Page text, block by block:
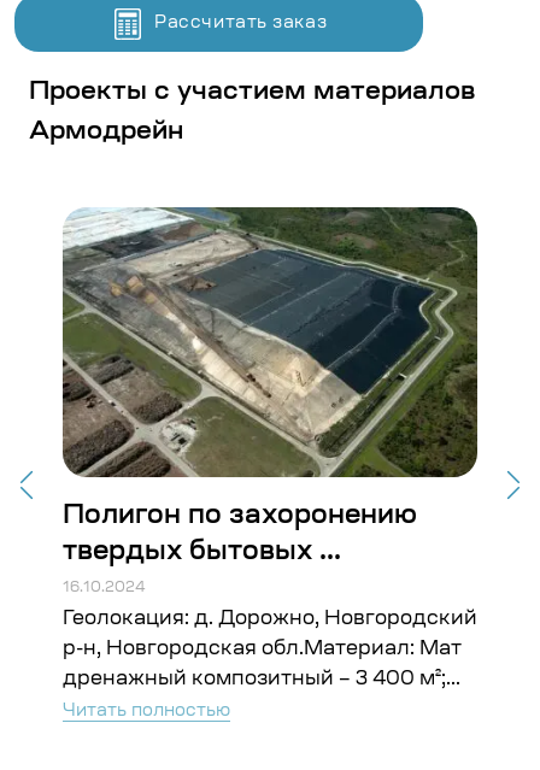
Рассчитать заказ
Проекты с участием материалов
Армодрейн
Полигон по захоронению
твердых бытовых ...
16.10.2024
Геолокация: д. Дорожно, Новгородский
р-н, Новгородская обл.Материал: Мат
дренажный композитный – 3 400 м²;...
Читать полностью